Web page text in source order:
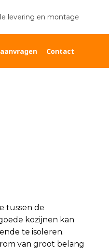
levering en montage
Contact
tussen de
kozijnen kan
te isoleren.
van groot belang